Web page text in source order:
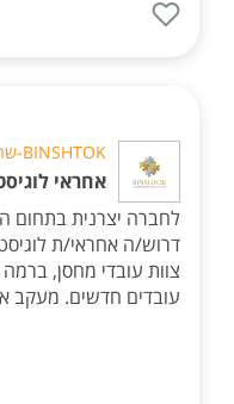
BINSHTOK-שרותי יעוץ
אחראי
לחברה יצרנית בתחום
דרוש/ה אחראי/ת
צוות עובדי מחסן,
עובדים חדשים. מעקב